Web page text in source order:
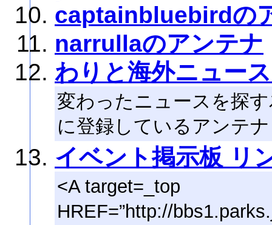
captainbluebirdの
narrullaのアンテナ
わりと海外ニュー
変わったニュースを探
に登録しているアンテナ
イベント掲示板 リ
<A target=_top
HREF=”http://